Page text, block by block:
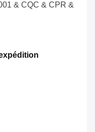
& CQC & CPR &